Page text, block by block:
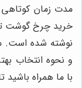
مدت زمان کوتاهی
خرید چرخ گوشت
نوشته شده است.
و نحوه انتخاب
با ما همراه باشید